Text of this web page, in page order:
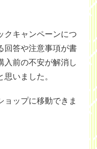
クキャンペーンにつ
回答や注意事項が書
前の不安が解消し
いました。
ップに移動できま